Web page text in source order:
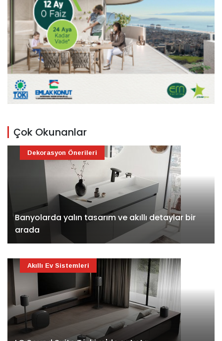
Çok Okunanlar
Banyolarda yalın tasarım ve akıllı detaylar bir
arada
Dekorasyon Önerileri
Akıllı Ev Sistemleri